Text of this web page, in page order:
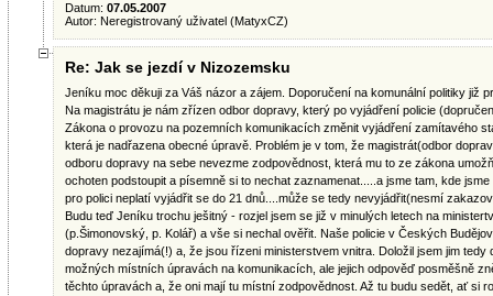
Datum: 07.05.2007
Autor: Neregistrovaný uživatel (MatyxCZ)
Re: Jak se jezdí v Nizozemsku
Jeníku moc děkuji za Váš názor a zájem. Doporučení na komunální politiky již
Na magistrátu je nám zřízen odbor dopravy, který po vyjádření policie
Zákona o provozu na pozemních komunikacích změnit vyjádření zamítavého
která je nadřazena obecné úpravě. Problém je v tom, že magistrát(odbor
odboru dopravy na sebe nevezme zodpovědnost, která mu to ze zákona
ochoten podstoupit a písemně si to nechat zaznamenat.....a jsme tam, kde
pro polici neplatí vyjádřit se do 21 dnů....může se tedy nevyjádřit(nesmí
Budu teď Jeníku trochu ješitný - rozjel jsem se již v minulých letech na
(p.Šimonovský, p. Kolář) a vše si nechal ověřit. Naše policie v Českých
dopravy nezajímá(!) a, že jsou řízeni ministerstvem vnitra. Doložil jsem jim
možných místních úpravách na komunikacích, ale jejich odpověď posměšně
těchto úpravách a, že oni mají tu místní zodpovědnost. Až tu budu sedět, ať si